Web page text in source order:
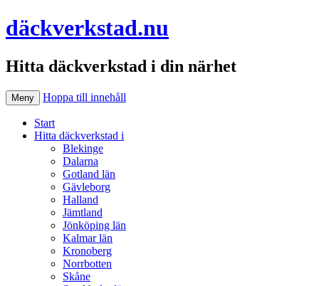
däckverkstad.nu
Hitta däckverkstad i din närhet
Meny Hoppa till innehåll
Start
Hitta däckverkstad i
Blekinge
Dalarna
Gotland län
Gävleborg
Halland
Jämtland
Jönköping län
Kalmar län
Kronoberg
Norrbotten
Skåne